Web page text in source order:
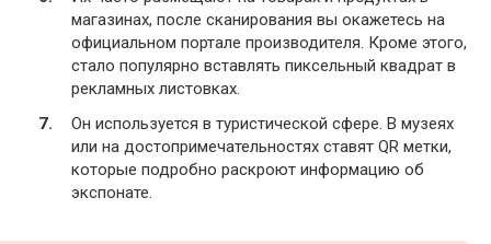
магазинах, после сканирования вы окажетесь на
официальном портале производителя. Кроме этого,
стало популярно вставлять пиксельный квадрат в
рекламных листовках.
Он используется в туристической сфере. В музеях
или на достопримечательностях ставят QR метки,
которые подробно раскроют информацию об
экспонате.